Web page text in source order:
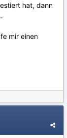
hat, dann
mir einen